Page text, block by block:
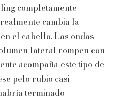
completamente
cambia la
el cabello. Las ondas
lateral rompen con
acompaña este tipo de
pelo rubio casi
terminado